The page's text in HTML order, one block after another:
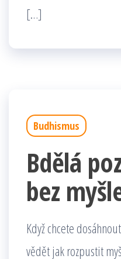
[…]
Budhismus
Bdělá
bez
Když chcete
vědět jak rozpustit